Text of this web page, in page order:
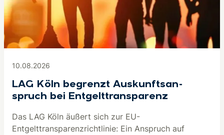
10.08.2026
LAG Köln begrenzt Aus­kunfts­an­
spruch bei Ent­gelt­trans­pa­renz
Das LAG Köln äußert sich zur EU-
Entgelttransparenzrichtlinie: Ein Anspruch auf